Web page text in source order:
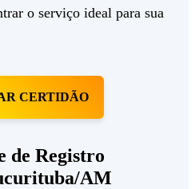
o serviço ideal para sua
CERTIDÃO
de Registro
AM